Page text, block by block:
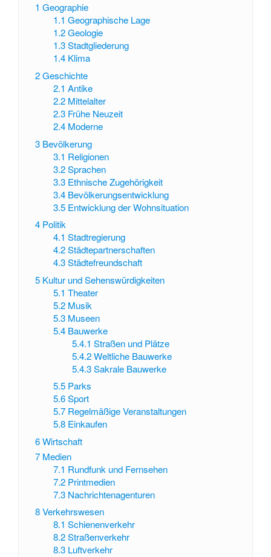
1 Geographie
1.1 Geographische Lage
1.2 Geologie
1.3 Stadtgliederung
1.4 Klima
2Geschichte
2.1 Antike
2.2 Mittelalter
2.3 Frühe Neuzeit
2.4 Moderne
3 Bevölkerung
3.1 Religionen
3.2 Sprachen
3.3 Ethnische Zugehörigkeit
3.4 Bevölkerungsentwicklung
3.5 Entwicklung der Wohnsituation
4 Politik
4.1 Stadtregierung
4.2 Städtepartnerschaften
4.3 Städtefreundschaft
5 Kultur und Sehenswürdigkeiten
5.1 Theater
5.2 Musik
5.3 Museen
5.4 Bauwerke
5.4.1 Straßen und Plätze
5.4.2 Weltliche Bauwerke
5.4.3 Sakrale Bauwerke
5.5 Parks
5.6 Sport
5.7 Regelmäßige Veranstaltungen
5.8 Einkaufen
6Wirtschaft
7 Medien
7.1 Rundfunk und Fernsehen
7.2 Printmedien
7.3 Nachrichtenagenturen
8Verkehrswesen
8.1 Schienenverkehr
8.2 Straßenverkehr
8.3 Luftverkehr